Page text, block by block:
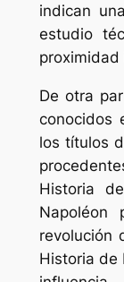
indican
estudio
De otra
conocidos
los títulos
Historia
revolución
Historia de